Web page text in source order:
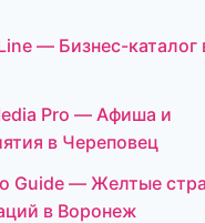
— Бизнес-каталог
Pro — Афиша и
в Череповец
Guide — Желтые
в Воронеж